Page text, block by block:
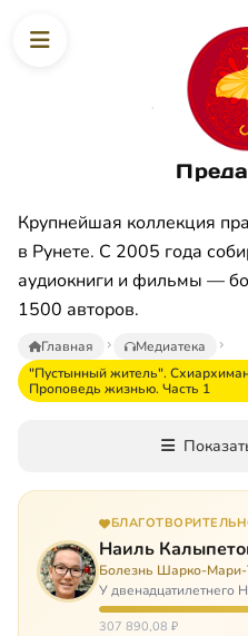
Крупнейшая коллекция
в Рунете. С 2005 года
аудиокниги и фильмы —
1500 авторов.
Главная
Медиатека
"Пустынный житель".
Проповедь жизнью. Часть 1
Наиль
Болезнь Шарко-Мари-
У двенадцатилетнего
проблемы. Он болен
перед ним множество
307 890,08 ₽